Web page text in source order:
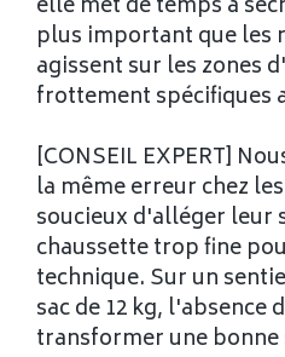
plus important que les
agissent sur les zones
frottement spécifiques
[CONSEIL EXPERT]
la même erreur chez
soucieux d'alléger leur
chaussette trop fine
technique. Sur un
sac de 12 kg, l'absence
transformer une